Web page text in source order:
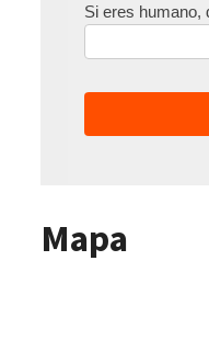
Si eres humano,
Mapa